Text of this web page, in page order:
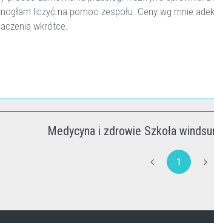
liczyć na pomoc zespołu. Ceny wg mnie
wkrótce.
Medycyna i zdrowie Szkoła
1